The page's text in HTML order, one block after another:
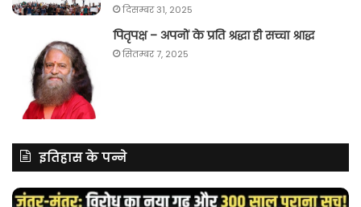
दिसम्बर 31, 2025
पितृपक्ष – अपनों के प्रति श्रद्धा ही सच्चा श्राद्ध
सितम्बर 7, 2025
इतिहास के पन्ने